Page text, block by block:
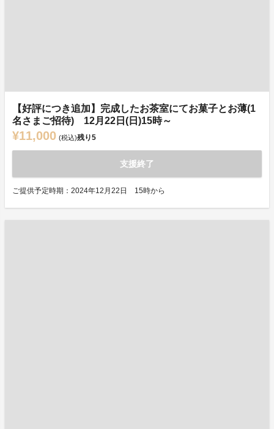
【好評につき追加】完成したお茶室にてお菓子とお薄(1
名さまご招待) 12月22日(日)15時～
¥11,000 (税込)残り5
支援終了
ご提供予定時期：2024年12月22日 15時から